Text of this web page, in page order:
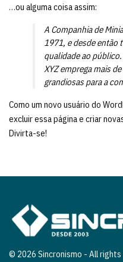
…ou alguma coisa assim:
A Companhia de
1971, e desde então
qualidade ao
XYZ emprega mais
grandiosas para a
Como um novo usuário do
excluir essa página e criar
Divirta-se!
© 2026 Sincronismo - All